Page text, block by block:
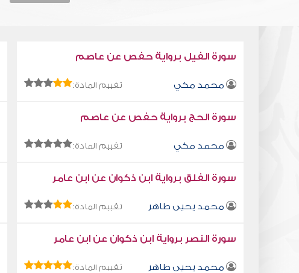
سورة الفيل برواية حفص عن عاصم
محمد مكي تقييم المادة:
سورة الحج برواية حفص عن عاصم
محمد مكي تقييم المادة:
سورة الفلق برواية ابن ذكوان عن ابن عامر
محمد يحيى طاهر تقييم المادة:
سورة النصر برواية ابن ذكوان عن ابن عامر
محمد يحيى طاهر تقييم المادة: